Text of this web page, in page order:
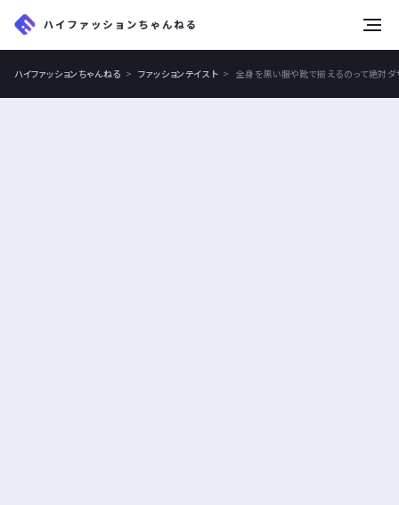
ハイファッションちゃんねる ファッションテイスト 全身を黒い服や靴で揃えるのって絶対